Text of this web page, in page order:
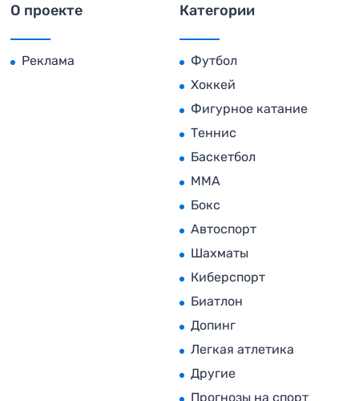
О проекте
Реклама
Категории
Футбол
Хоккей
Фигурное катание
Теннис
Баскетбол
MMA
Бокс
Автоспорт
Шахматы
Киберспорт
Биатлон
Допинг
Легкая атлетика
Другие
Прогнозы на спорт